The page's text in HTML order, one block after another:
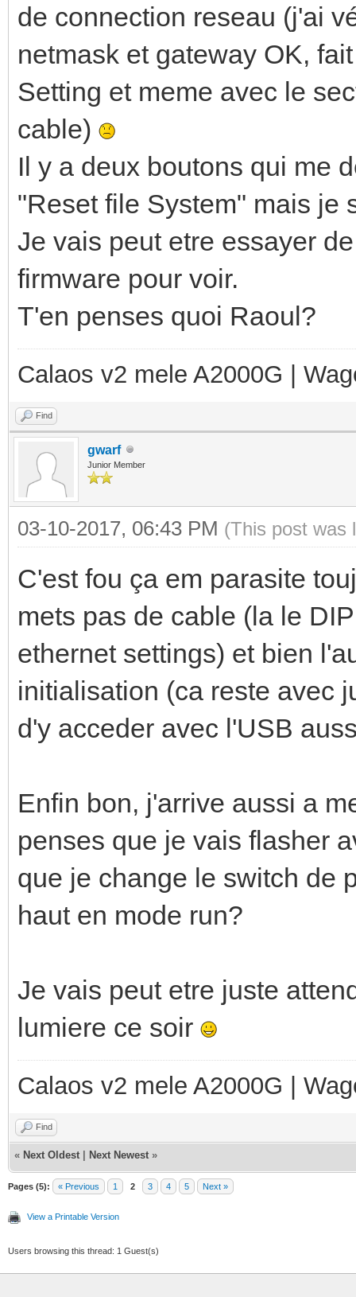
de connection reseau (j'ai
netmask et gateway OK,
Setting et meme avec le
cable)
Il y a deux boutons qui me
"Reset file System" mais je
Je vais peut etre essayer
firmware pour voir.
T'en penses quoi Raoul?
Calaos v2 mele A2000G |
Find
gwarf
Junior Member
03-10-2017, 06:43 PM (This post was
C'est fou ça em parasite
mets pas de cable (la le
ethernet settings) et bien
initialisation (ca reste avec
d'y acceder avec l'USB
Enfin bon, j'arrive aussi a
penses que je vais flasher
que je change le switch de
haut en mode run?
Je vais peut etre juste
lumiere ce soir
Calaos v2 mele A2000G |
Find
« Next Oldest Next Newest »
Pages (5): « Previous 1 2 3 4 5 Next »
View a Printable Version
Users browsing this thread: 1 Guest(s)